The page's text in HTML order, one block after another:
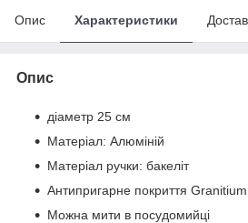
Опис Характеристики
Опис
діаметр 25 см
Матеріал: Алюміній
Матеріал ручки: бакеліт
Антипригарне покриття
Можна мити в посудомийці